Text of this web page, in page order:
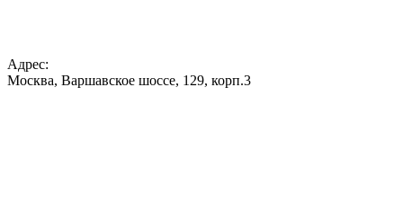
Адрес:
Москва, Варшавское шоссе, 129, корп.3